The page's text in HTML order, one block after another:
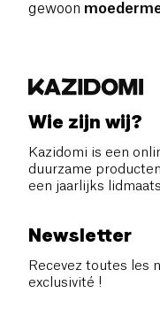
gewoon
Wie zijn wij?
Kazidomi is een
duurzame
een jaarlijks
Newsletter
Recevez toutes les
exclusivité !